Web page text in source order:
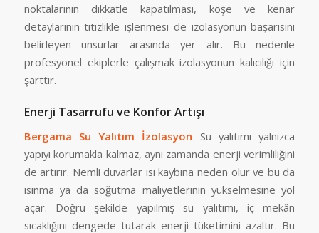
noktalarının dikkatle kapatılması, köşe ve kenar
detaylarının titizlikle işlenmesi de izolasyonun başarısını
belirleyen unsurlar arasında yer alır. Bu nedenle
profesyonel ekiplerle çalışmak izolasyonun kalıcılığı için
şarttır.
Enerji Tasarrufu ve Konfor Artışı
Bergama Su Yalıtım İzolasyon Su yalıtımı yalnızca
yapıyı korumakla kalmaz, aynı zamanda enerji verimliliğini
de artırır. Nemli duvarlar ısı kaybına neden olur ve bu da
ısınma ya da soğutma maliyetlerinin yükselmesine yol
açar. Doğru şekilde yapılmış su yalıtımı, iç mekân
sıcaklığını dengede tutarak enerji tüketimini azaltır. Bu